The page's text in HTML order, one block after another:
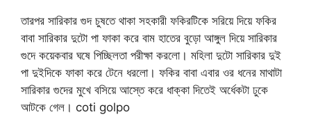
তারপর সারিকার গুদ চুষতে থাকা সহকারী ফকিরটিকে সরিয়ে দিয়ে ফকির
বাবা সারিকার দুটো পা ফাকা করে বাম হাতের বুড়ো আঙ্গুল দিয়ে সারিকার
গুদে কয়েকবার ঘষে পিচ্ছিলতা পরীক্ষা করলো। মহিলা দুটো সারিকার দুই
পা দুইদিকে ফাকা করে টেনে ধরলো। ফকির বাবা এবার ওর ধনের মাথাটা
সারিকার গুদের মুখে বসিয়ে আস্তে করে ধাক্কা দিতেই অর্ধেকটা ঢুকে
আটকে গেল। coti golpo